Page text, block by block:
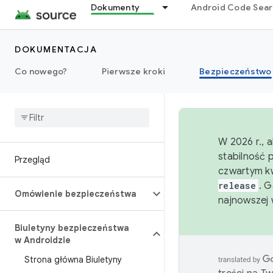
Dokumenty Android Code
DOKUMENTACJA
Co nowego?
Pierwsze kroki Bezpieczeństwo
Przegląd
Omówienie bezpieczeństwa
Biuletyny bezpieczeństwa
w Androidzie
Strona główna Biuletyny
W 2026 r.,
stabilność
czwartym
release .
najnowszej